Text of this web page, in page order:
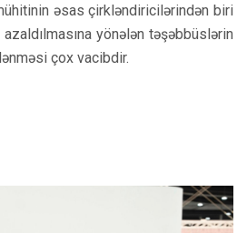
əsas çirkləndiricilərindən biri
yönələn təşəbbüslərin
çox vacibdir.